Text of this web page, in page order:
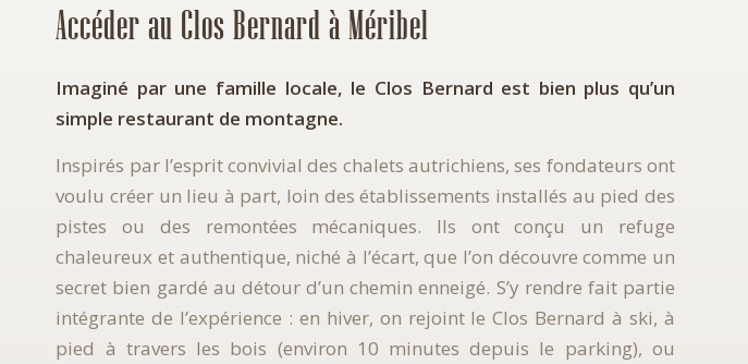
Accéder au Clos Bernard à Méribel
Imaginé par une famille locale, le Clos Bernard est bien plus qu’un
simple restaurant de montagne.
Inspirés par l’esprit convivial des chalets autrichiens, ses fondateurs ont
voulu créer un lieu à part, loin des établissements installés au pied des
pistes ou des remontées mécaniques. Ils ont conçu un refuge
chaleureux et authentique, niché à l’écart, que l’on découvre comme un
secret bien gardé au détour d’un chemin enneigé. S’y rendre fait partie
intégrante de l’expérience : en hiver, on rejoint le Clos Bernard à ski, à
pied à travers les bois (environ 10 minutes depuis le parking), ou